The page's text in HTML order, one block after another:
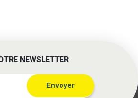
NEWSLETTER
Envoyer